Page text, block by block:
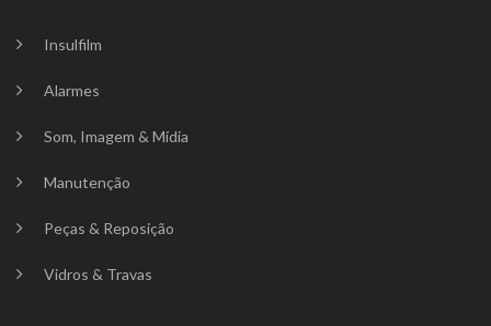
Insulfilm
Alarmes
Som, Imagem & Mídia
Manutenção
Peças & Reposição
Vidros & Travas